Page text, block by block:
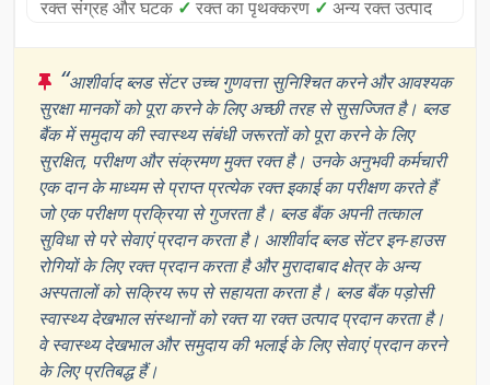
रक्त संग्रह और घटक ✓ रक्त का पृथक्करण ✓ अन्य रक्त उत्पाद
“आशीर्वाद ब्लड सेंटर उच्च गुणवत्ता सुनिश्चित करने और आवश्यक
सुरक्षा मानकों को पूरा करने के लिए अच्छी तरह से सुसज्जित है। ब्लड
बैंक में समुदाय की स्वास्थ्य संबंधी जरूरतों को पूरा करने के लिए
सुरक्षित, परीक्षण और संक्रमण मुक्त रक्त है। उनके अनुभवी कर्मचारी
एक दान के माध्यम से प्राप्त प्रत्येक रक्त इकाई का परीक्षण करते हैं
जो एक परीक्षण प्रक्रिया से गुजरता है। ब्लड बैंक अपनी तत्काल
सुविधा से परे सेवाएं प्रदान करता है। आशीर्वाद ब्लड सेंटर इन-हाउस
रोगियों के लिए रक्त प्रदान करता है और मुरादाबाद क्षेत्र के अन्य
अस्पतालों को सक्रिय रूप से सहायता करता है। ब्लड बैंक पड़ोसी
स्वास्थ्य देखभाल संस्थानों को रक्त या रक्त उत्पाद प्रदान करता है।
वे स्वास्थ्य देखभाल और समुदाय की भलाई के लिए सेवाएं प्रदान करने
के लिए प्रतिबद्ध हैं।